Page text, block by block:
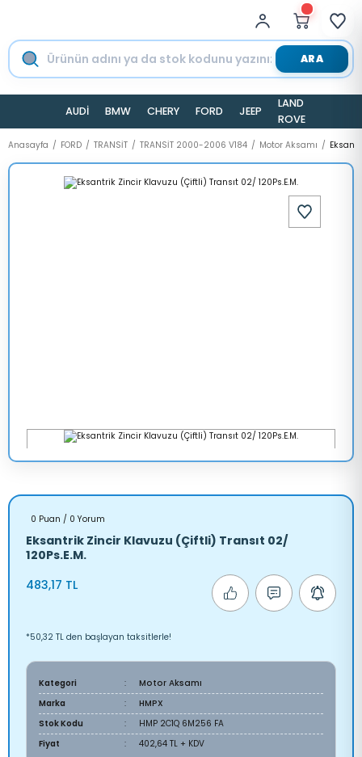
ARA
AUDİ BMW CHERY FORD JEEP
LAND
ROVER
Anasayfa FORD TRANSİT TRANSİT 2000-2006 V184 Motor Aksamı
0 Puan / 0 Yorum
Eksantrik Zincir Klavuzu (Çiftli) Transıt 02/
120Ps.E.M.
483,17 TL
*50,32 TL den başlayan taksitlerle!
Kategori
Motor Aksamı
Marka
HMPX
Stok Kodu
HMP 2C1Q 6M256 FA
Fiyat
402,64 TL + KDV